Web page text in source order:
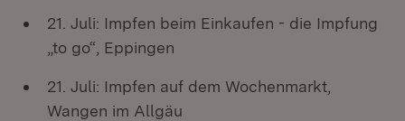
21. Juli: Impfen beim Einkaufen - die Impfung
„to go“, Eppingen
21. Juli: Impfen auf dem Wochenmarkt,
Wangen im Allgäu